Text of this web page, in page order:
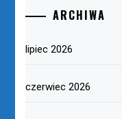
ARCHIWA
lipiec 2026
czerwiec 2026